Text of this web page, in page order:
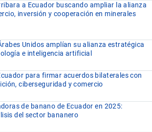
a Ecuador buscando ampliar la alianza
inversión y cooperación en minerales
Unidos amplían su alianza estratégica
e inteligencia artificial
para firmar acuerdos bilaterales con
ciberseguridad y comercio
de banano de Ecuador en 2025:
del sector bananero